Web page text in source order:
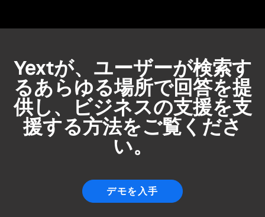
Yextが、ユーザーが検索す
るあらゆる場所で回答を提
供し、ビジネスの支援を支
援する方法をご覧くださ
い。
デモを入手